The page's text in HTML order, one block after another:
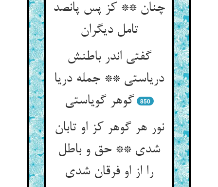
چنان ** کز پس پانصد
تامل دیگران‏
گفتی اندر باطنش
دریاستی ** جمله دریا
گوهر گویاستی‏
850
نور هر گوهر کز او تابان
شدی ** حق و باطل
را از او فرقان شدی‏